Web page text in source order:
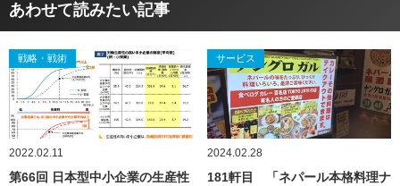
あわせて読みたい記事
戦略・戦術
2022.02.11
第66回 日本型中小企業の生産性
サービス
2024.02.28
181軒目 「ネパール本格料理ナ